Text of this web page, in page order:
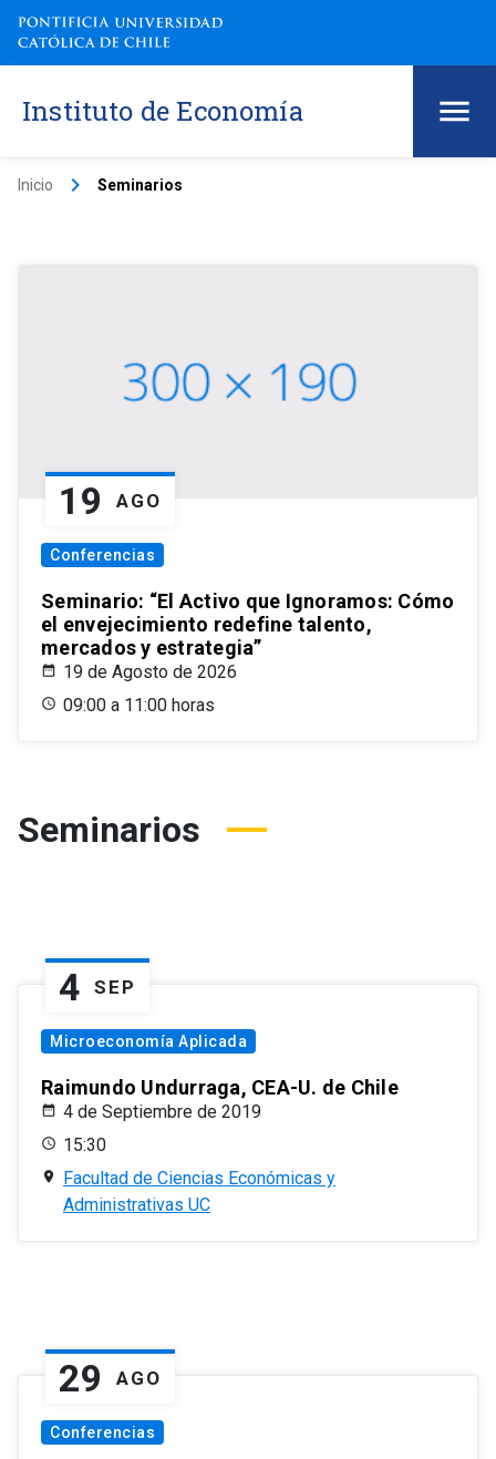
Instituto de Economía
Inicio keyboard_arrow_right Seminarios
19 AGO
Conferencias
Seminario: “El Activo que Ignoramos: Cómo
el envejecimiento redefine talento,
mercados y estrategia”
19 de Agosto de 2026
09:00 a 11:00 horas
Seminarios
4 SEP
Microeconomía Aplicada
Raimundo Undurraga, CEA-U. de Chile
4 de Septiembre de 2019
15:30
Facultad de Ciencias Económicas y
Administrativas UC
29 AGO
Conferencias